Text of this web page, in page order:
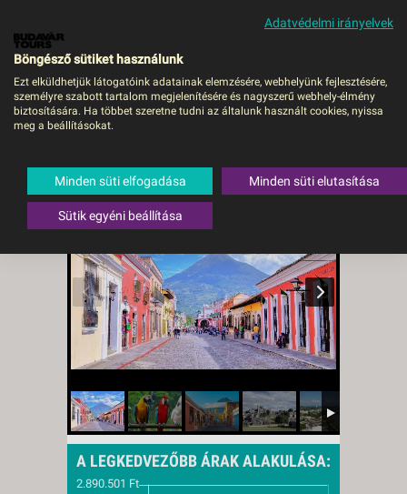
MENÜ
Közép-Amerika nagykörút
Mexikó,Salvador Da Bahia
A LEGKEDVEZŐBB ÁRAK ALAKULÁSA:
Adatvédelmi irányelvek
Böngésző sütiket használunk
Ezt elküldhetjük látogatóink adatainak elemzésére, webhelyünk fejlesztésére,
személyre szabott tartalom megjelenítésére és nagyszerű webhely-élmény
biztosítására. Ha többet szeretne tudni az általunk használt cookies, nyissa
meg a beállításokat.
Minden süti elfogadása Minden süti elutasítása
Sütik egyéni beállítása